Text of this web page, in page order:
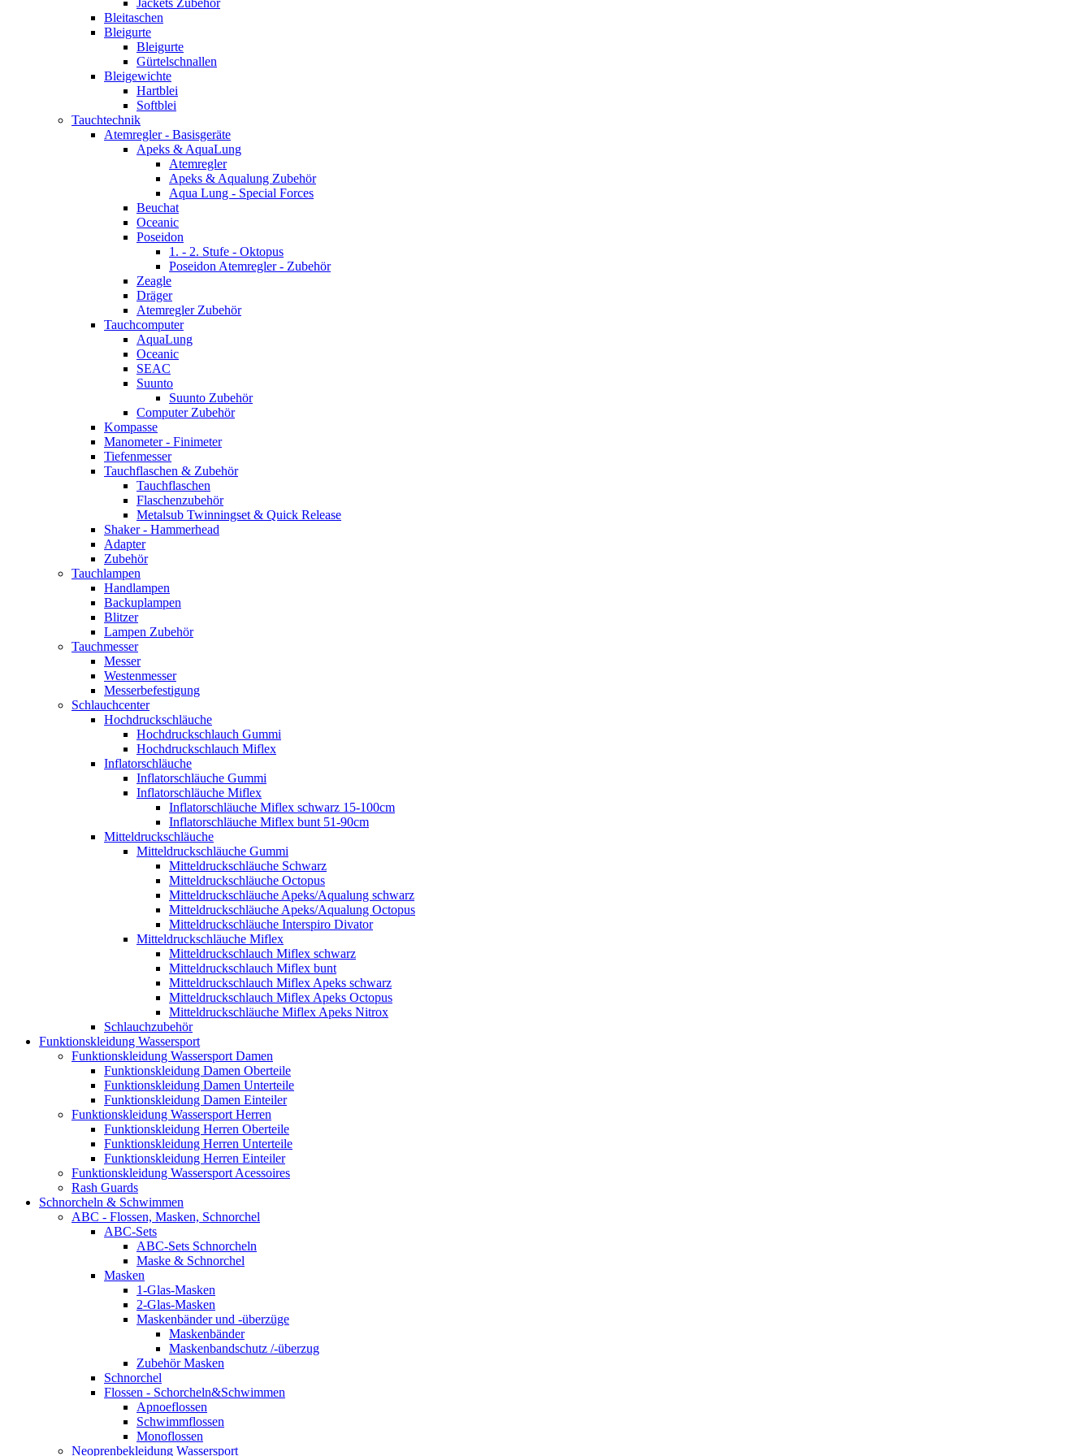
Jackets Zubehör
Bleitaschen
Bleigurte
Bleigurte
Gürtelschnallen
Bleigewichte
Hartblei
Softblei
Tauchtechnik
Atemregler - Basisgeräte
Apeks & AquaLung
Atemregler
Apeks & Aqualung Zubehör
Aqua Lung - Special Forces
Beuchat
Oceanic
Poseidon
1. - 2. Stufe - Oktopus
Poseidon Atemregler - Zubehör
Zeagle
Dräger
Atemregler Zubehör
Tauchcomputer
AquaLung
Oceanic
SEAC
Suunto
Suunto Zubehör
Computer Zubehör
Kompasse
Manometer - Finimeter
Tiefenmesser
Tauchflaschen & Zubehör
Tauchflaschen
Flaschenzubehör
Metalsub Twinningset & Quick Release
Shaker - Hammerhead
Adapter
Zubehör
Tauchlampen
Handlampen
Backuplampen
Blitzer
Lampen Zubehör
Tauchmesser
Messer
Westenmesser
Messerbefestigung
Schlauchcenter
Hochdruckschläuche
Hochdruckschlauch Gummi
Hochdruckschlauch Miflex
Inflatorschläuche
Inflatorschläuche Gummi
Inflatorschläuche Miflex
Inflatorschläuche Miflex schwarz 15-100cm
Inflatorschläuche Miflex bunt 51-90cm
Mitteldruckschläuche
Mitteldruckschläuche Gummi
Mitteldruckschläuche Schwarz
Mitteldruckschläuche Octopus
Mitteldruckschläuche Apeks/Aqualung schwarz
Mitteldruckschläuche Apeks/Aqualung Octopus
Mitteldruckschläuche Interspiro Divator
Mitteldruckschläuche Miflex
Mitteldruckschlauch Miflex schwarz
Mitteldruckschlauch Miflex bunt
Mitteldruckschlauch Miflex Apeks schwarz
Mitteldruckschlauch Miflex Apeks Octopus
Mitteldruckschläuche Miflex Apeks Nitrox
Schlauchzubehör
Funktionskleidung Wassersport
Funktionskleidung Wassersport Damen
Funktionskleidung Damen Oberteile
Funktionskleidung Damen Unterteile
Funktionskleidung Damen Einteiler
Funktionskleidung Wassersport Herren
Funktionskleidung Herren Oberteile
Funktionskleidung Herren Unterteile
Funktionskleidung Herren Einteiler
Funktionskleidung Wassersport Acessoires
Rash Guards
Schnorcheln & Schwimmen
ABC - Flossen, Masken, Schnorchel
ABC-Sets
ABC-Sets Schnorcheln
Maske & Schnorchel
Masken
1-Glas-Masken
2-Glas-Masken
Maskenbänder und -überzüge
Maskenbänder
Maskenbandschutz /-überzug
Zubehör Masken
Schnorchel
Flossen - Schorcheln&Schwimmen
Apnoeflossen
Schwimmflossen
Monoflossen
Neoprenbekleidung Wassersport